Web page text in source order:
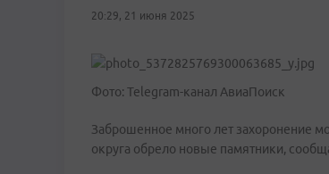
20:29, 21 июня 2025
Фото: Telegram-канал АвиаПоиск
Заброшенное много лет захоронение
округа обрело новые памятники,